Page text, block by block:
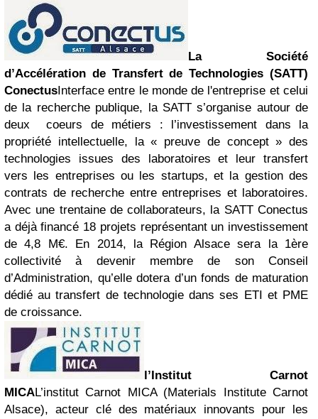
La Société
d’Accélération de Transfert de Technologies (SATT)
Conectus Interface entre le monde de l'entreprise et celui
de la recherche publique, la SATT s’organise autour de
deux coeurs de métiers : l’investissement dans la
propriété intellectuelle, la « preuve de concept » des
technologies issues des laboratoires et leur transfert
vers les entreprises ou les startups, et la gestion des
contrats de recherche entre entreprises et laboratoires.
Avec une trentaine de collaborateurs, la SATT Conectus
a déjà financé 18 projets représentant un investissement
de 4,8 M€. En 2014, la Région Alsace sera la 1ère
collectivité à devenir membre de son Conseil
d’Administration, qu’elle dotera d’un fonds de maturation
dédié au transfert de technologie dans ses ETI et PME
de croissance.
l’Institut Carnot
MICAL’institut Carnot MICA (Materials Institute Carnot
Alsace), acteur clé des matériaux innovants pour les